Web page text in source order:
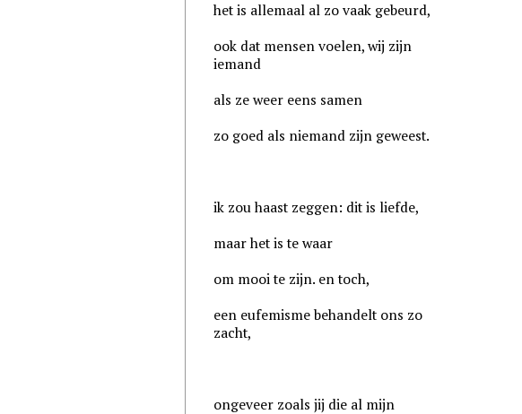
het is allemaal al zo vaak gebeurd,
ook dat mensen voelen, wij zijn
iemand
als ze weer eens samen
zo goed als niemand zijn geweest.
ik zou haast zeggen: dit is liefde,
maar het is te waar
om mooi te zijn. en toch,
een eufemisme behandelt ons zo
zacht,
ongeveer zoals jij die al mijn